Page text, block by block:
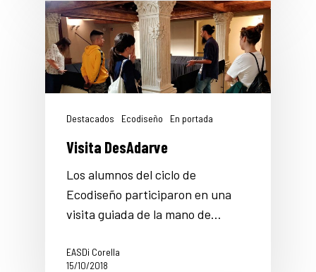
Destacados Ecodiseño En portada
Visita DesAdarve
Los alumnos del ciclo de
Ecodiseño participaron en una
visita guiada de la mano de…
EASDi Corella
15/10/2018